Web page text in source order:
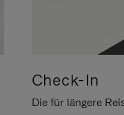
Check-In
Die für längere